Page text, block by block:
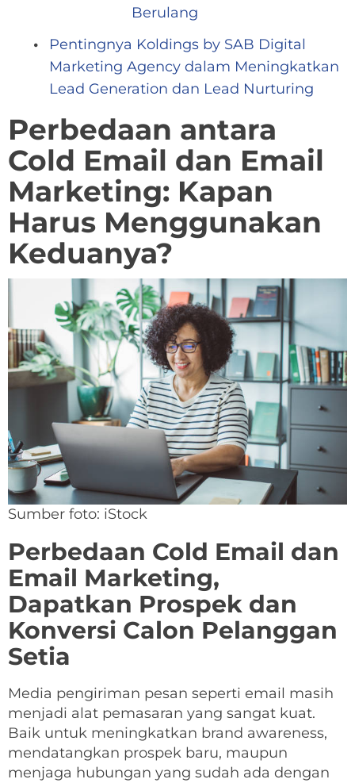
Berulang
Pentingnya Koldings by SAB Digital
Marketing Agency dalam Meningkatkan
Lead Generation dan Lead Nurturing
Perbedaan antara
Cold Email dan Email
Marketing: Kapan
Harus Menggunakan
Keduanya?
Sumber foto: iStock
Perbedaan Cold Email dan
Email Marketing,
Dapatkan Prospek dan
Konversi Calon Pelanggan
Setia
Media pengiriman pesan seperti email masih
menjadi alat pemasaran yang sangat kuat.
Baik untuk meningkatkan brand awareness,
mendatangkan prospek baru, maupun
menjaga hubungan yang sudah ada dengan